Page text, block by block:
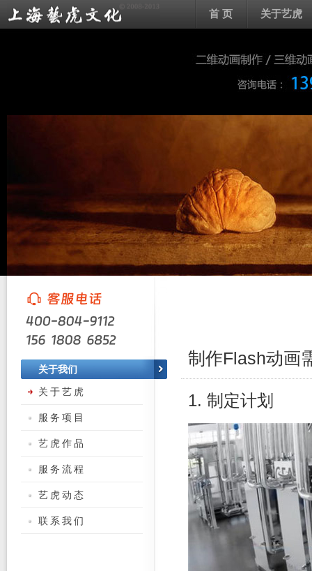
首 页 关于艺虎
制作Flash动画
1. 制定计划
关于我们
关于艺虎
服务项目
艺虎作品
服务流程
艺虎动态
联系我们